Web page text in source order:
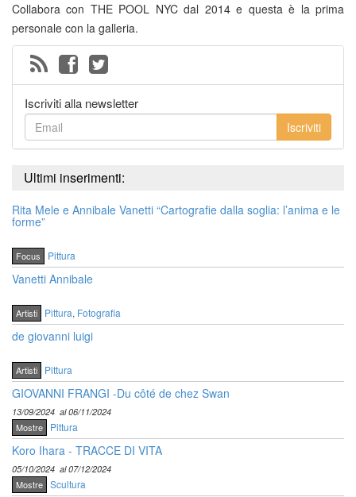
Collabora con THE POOL NYC dal 2014 e questa è la prima
personale con la galleria.
Iscriviti alla newsletter
Iscriviti
Ultimi inserimenti:
Rita Mele e Annibale Vanetti “Cartografie dalla soglia: l’anima e le
forme”
Focus Pittura
Vanetti Annibale
Artisti Pittura, Fotografia
de giovanni luigi
Artisti Pittura
GIOVANNI FRANGI -Du côté de chez Swan
13/09/2024 al 06/11/2024
Mostre Pittura
Koro Ihara - TRACCE DI VITA
05/10/2024 al 07/12/2024
Mostre Scultura